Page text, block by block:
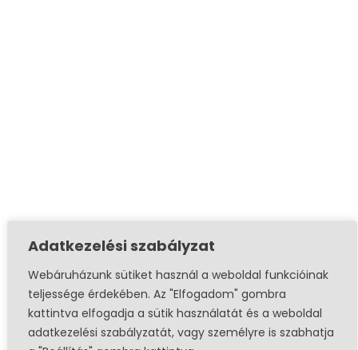
Adatkezelési szabályzat
Webáruházunk sütiket használ a weboldal funkcióinak
teljessége érdekében. Az "Elfogadom" gombra
kattintva elfogadja a sütik használatát és a weboldal
adatkezelési szabályzatát, vagy személyre is szabhatja